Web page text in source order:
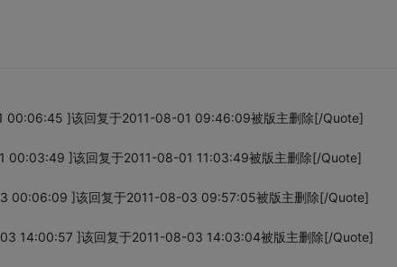
00:06:45 ]该回复于2011-08-01 09:46:09被版主删除[/Quote]
00:03:49 ]该回复于2011-08-01 11:03:49被版主删除[/Quote]
00:06:09 ]该回复于2011-08-03 09:57:05被版主删除[/Quote]
14:00:57 ]该回复于2011-08-03 14:03:04被版主删除[/Quote]